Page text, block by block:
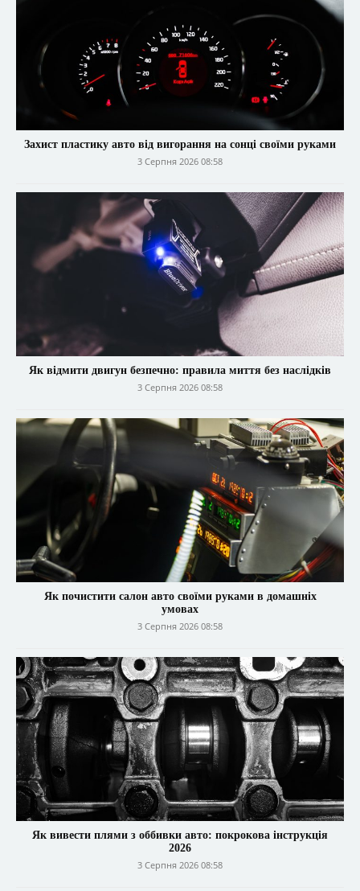
Захист пластику авто від вигорання на сонці своїми руками
3 Серпня 2026 08:58
Як відмити двигун безпечно: правила миття без наслідків
3 Серпня 2026 08:58
Як почистити салон авто своїми руками в домашніх
умовах
3 Серпня 2026 08:58
Як вивести плями з оббивки авто: покрокова інструкція
2026
3 Серпня 2026 08:58